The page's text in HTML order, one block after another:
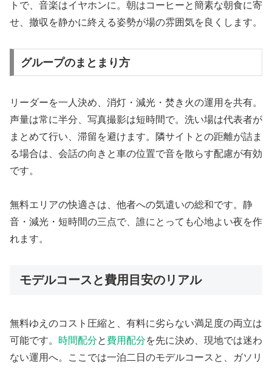
トで、音楽はイヤホンに。朝はコーヒーと簡素な朝食に寄
せ、撤収を静かに終える姿勢が場の雰囲気を良くします。
グループのまとまり方
リーダーを一人決め、消灯・減光・焚き火の運用を共有。
声量は常に半分、写真撮影は短時間で。洗い場は代表者が
まとめて行い、滞留を避けます。隣サイトとの距離が詰ま
る場合は、会話の向きと車の位置で音を散らす配慮が有効
です。
無料エリアの快適さは、他者への気遣いの総和です。静
音・減光・短時間の三点で、誰にとっても心地よい夜を作
れます。
モデルコースと費用目安のリアル
無料ゆえのコスト圧縮と、有料に劣らない満足度の両立は
可能です。 時間配分と 費用配分を先に決め、現地では迷わ
ない運用へ。ここでは一泊二日のモデルコースと、ガソリ